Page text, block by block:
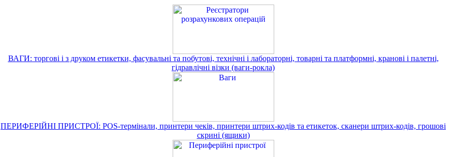
ВАГИ: торгові і з друком етикетки, фасувальні та побутові, технічні і лабораторні, товарні та платформні, кранові і палетні,
гідравлічні візки (ваги-рокла)
ПЕРИФЕРІЙНІ ПРИСТРОЇ: POS-термінали, принтери чеків, принтери штрих-кодів та етикеток, сканери штрих-кодів, грошові
скрині (ящики)